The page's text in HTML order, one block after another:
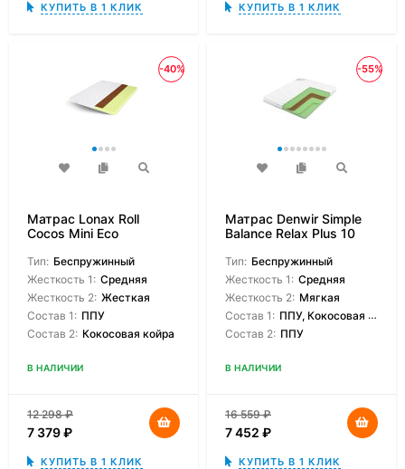
КУПИТЬ В 1 КЛИК КУПИТЬ В 1 КЛИК
-40%
Матрас Lonax Roll
Cocos Mini Eco
Тип: Беспружинный
Жесткость 1: Средняя
Жесткость 2: Жесткая
Состав 1: ППУ
Состав 2: Кокосовая койра
В НАЛИЧИИ
12 298₽
7 379₽
КУПИТЬ В 1 КЛИК
-55%
Матрас Denwir Simple
Balance Relax Plus 10
Тип: Беспружинный
Жесткость 1: Средняя
Жесткость 2: Мягкая
Состав 1: ППУ, Кокосовая койра
Состав 2: ППУ
В НАЛИЧИИ
16 559₽
7 452 ₽
КУПИТЬ В 1 КЛИК